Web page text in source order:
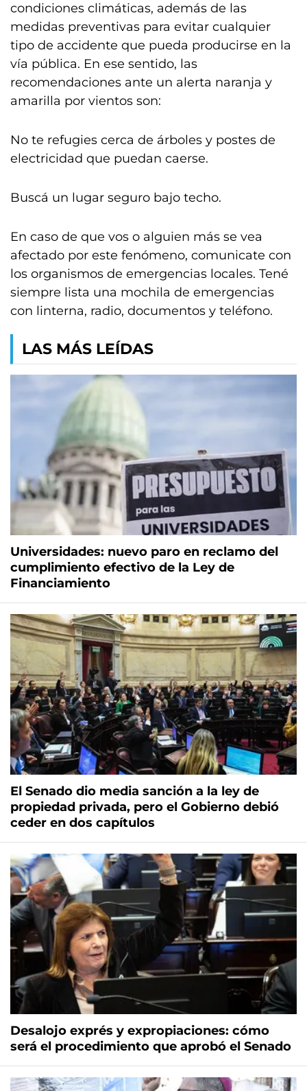
condiciones climáticas, además de las
medidas preventivas para evitar cualquier
tipo de accidente que pueda producirse en la
vía pública. En ese sentido, las
recomendaciones ante un alerta naranja y
amarilla por vientos son:
No te refugies cerca de árboles y postes de
electricidad que puedan caerse.
Buscá un lugar seguro bajo techo.
En caso de que vos o alguien más se vea
afectado por este fenómeno, comunicate con
los organismos de emergencias locales. Tené
siempre lista una mochila de emergencias
con linterna, radio, documentos y teléfono.
LAS MÁS LEÍDAS
Universidades: nuevo paro en reclamo del
cumplimiento efectivo de la Ley de
Financiamiento
El Senado dio media sanción a la ley de
propiedad privada, pero el Gobierno debió
ceder en dos capítulos
Desalojo exprés y expropiaciones: cómo
será el procedimiento que aprobó el Senado